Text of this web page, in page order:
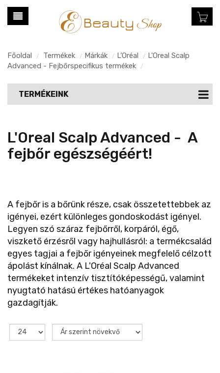
Főoldal / Termékek / Márkák / L’Oréal / L'Oreal Scalp
Advanced - Fejbőrspecifikus termékek
/
TERMÉKEINK
L'Oreal Scalp Advanced - A
fejbőr egészségéért!
A fejbőr is a bőrünk része, csak összetettebbek az
igényei, ezért különleges gondoskodást igényel.
Legyen szó száraz fejbőrről, korpáról, égő,
viszkető érzésről vagy hajhullásról: a termékcsalád
egyes tagjai a fejbőr igényeinek megfelelő célzott
ápolást kínálnak. A L'Oréal Scalp Advanced
termékeket intenzív tisztítóképességű, valamint
nyugtató hatású értékes hatóanyagok
gazdagítják.